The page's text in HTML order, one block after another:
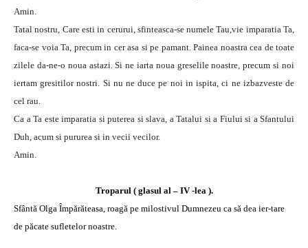
Amin.
Tatal nostru, Care esti in cerurui, sfinteasca-se numele Tau,vie imparatia Ta,
faca-se voia Ta, precum in cer asa si pe pamant. Painea noastra cea de toate
zilele da-ne-o noua astazi. Si ne iarta noua greselile noastre, precum si noi
iertam gresitilor nostri. Si nu ne duce pe noi in ispita, ci ne izbazveste de
cel rau.
Ca a Ta este imparatia si puterea si slava, a Tatalui si a Fiului si a Sfantului
Duh, acum si pururea si in vecii vecilor.
Amin.
Troparul ( glasul al – IV -lea ).
Sfântă Olga Împărăteasa, roagă pe milostivul Dumnezeu ca să dea ier-tare
de păcate sufletelor noastre.